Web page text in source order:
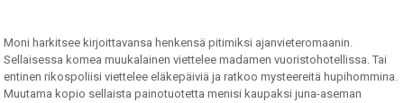
Moni harkitsee kirjoittavansa henkensä pitimiksi ajanvieteromaanin.
Sellaisessa komea muukalainen viettelee madamen vuoristohotellissa. Tai
entinen rikospoliisi viettelee eläkepäiviä ja ratkoo mysteereitä hupihommina.
Muutama kopio sellaista painotuotetta menisi kaupaksi juna-aseman